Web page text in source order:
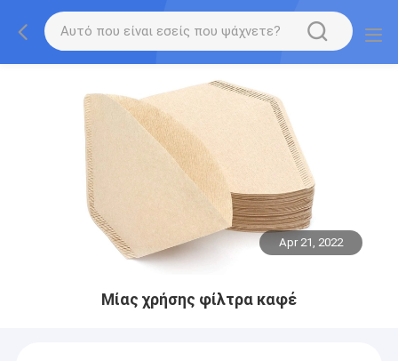
Apr 21, 2022
Μίας χρήσης φίλτρα καφέ